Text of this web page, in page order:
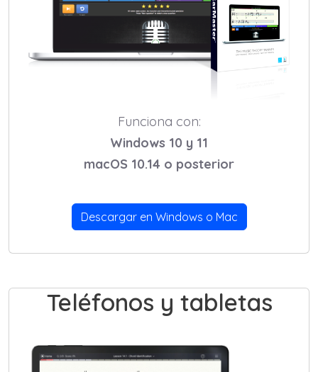
Funciona con:
Windows 10 y 11
macOS 10.14 o posterior
Descargar en Windows o Mac
Teléfonos y tabletas